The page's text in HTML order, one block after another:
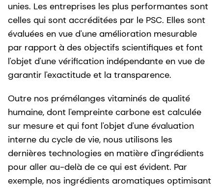
unies. Les entreprises les plus performantes sont
celles qui sont accréditées par le PSC. Elles sont
évaluées en vue d'une amélioration mesurable
par rapport à des objectifs scientifiques et font
l'objet d'une vérification indépendante en vue de
garantir l'exactitude et la transparence.
Outre nos prémélanges vitaminés de qualité
humaine, dont l'empreinte carbone est calculée
sur mesure et qui font l'objet d'une évaluation
interne du cycle de vie, nous utilisons les
dernières technologies en matière d'ingrédients
pour aller au-delà de ce qui est évident. Par
exemple, nos ingrédients aromatiques optimisant